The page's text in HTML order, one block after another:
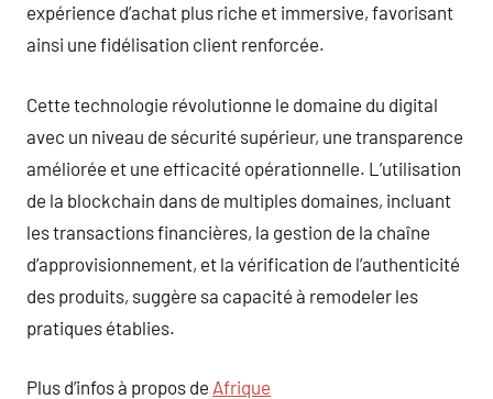
expérience d’achat plus riche et immersive, favorisant
ainsi une fidélisation client renforcée.
Cette technologie révolutionne le domaine du digital
avec un niveau de sécurité supérieur, une transparence
améliorée et une efficacité opérationnelle. L’utilisation
de la blockchain dans de multiples domaines, incluant
les transactions financières, la gestion de la chaîne
d’approvisionnement, et la vérification de l’authenticité
des produits, suggère sa capacité à remodeler les
pratiques établies.
Plus d’infos à propos de Afrique